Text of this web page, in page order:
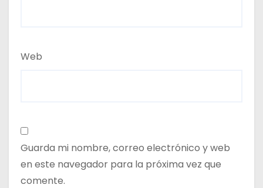
Web
Guarda mi nombre, correo electrónico y web
en este navegador para la próxima vez que
comente.